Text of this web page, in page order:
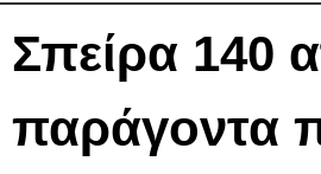
Σπείρα 140
παράγοντα